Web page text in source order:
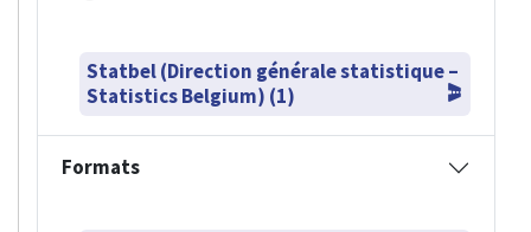
Statbel (Direction générale statistique –
Statistics Belgium) (1)
Formats